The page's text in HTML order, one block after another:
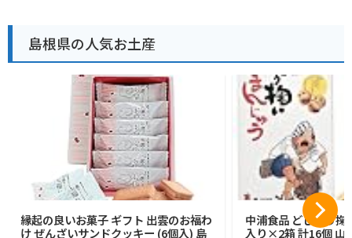
島根県の人気お土産
縁起の良いお菓子 ギフト 出雲のお福わ
け ぜんざいサンドクッキー (6個入) 島
中浦食品 どじょう掬
入り×2箱 計16個 山